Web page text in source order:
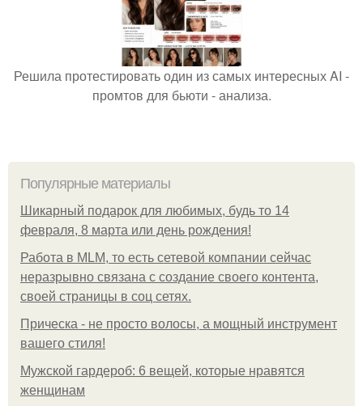
Решила протестировать один из самых интересных AI -
промтов для бьюти - анализа.
Популярные материалы
Шикарный подарок для любимых, будь то 14
февраля, 8 марта или день рождения!
Работа в MLM, то есть сетевой компании сейчас
неразрывно связана с создание своего контента,
своей страницы в соц сетях.
Прическа - не просто волосы, а мощный инструмент
вашего стиля!
Мужской гардероб: 6 вещей, которые нравятся
женщинам